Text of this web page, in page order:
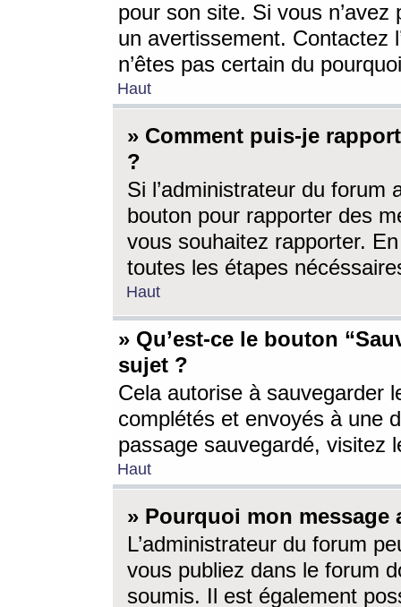
pour son site. Si vous
un avertissement. Contactez
n’êtes pas certain du
Haut
» Comment puis-je
?
Si l’administrateur du forum
bouton pour rapporter des
vous souhaitez rapporter.
toutes les étapes
Haut
» Qu’est-ce le bouton
sujet ?
Cela autorise à sauvegarder
complétés et envoyés à une
passage sauvegardé, visitez
Haut
» Pourquoi mon message
L’administrateur du forum
vous publiez dans le forum
soumis. Il est également